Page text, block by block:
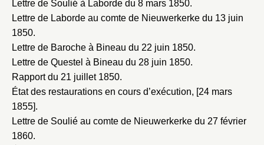
Lettre de Soulié à Laborde du 8 mars 1850.
Lettre de Laborde au comte de Nieuwerkerke du 13 juin
1850.
Lettre de Baroche à Bineau du 22 juin 1850.
Lettre de Questel à Bineau du 28 juin 1850.
Rapport du 21 juillet 1850.
État des restaurations en cours d’exécution, [24 mars
1855].
Lettre de Soulié au comte de Nieuwerkerke du 27 février
1860.